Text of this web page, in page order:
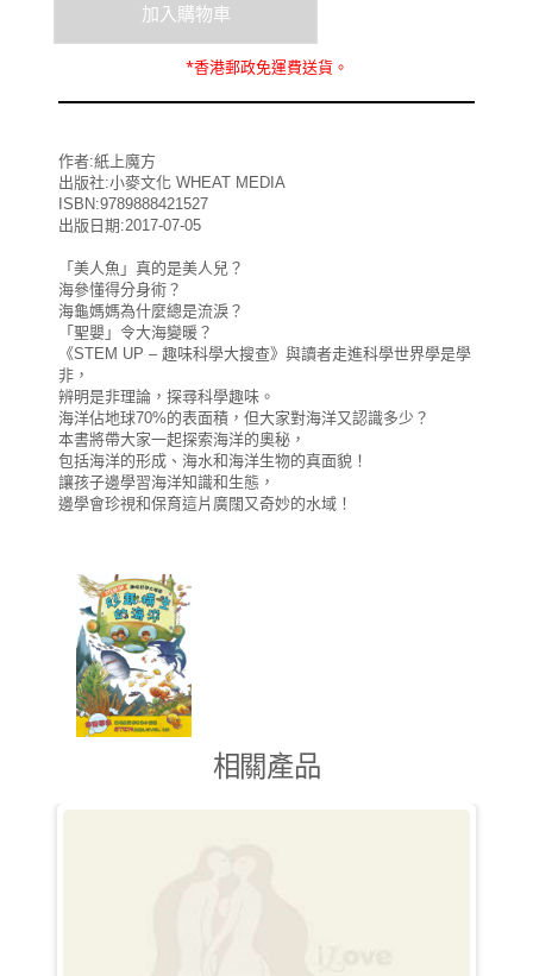
*香港郵政免運費送貨。
作者:紙上魔方
出版社:小麥文化 WHEAT MEDIA
ISBN:9789888421527
出版日期:2017-07-05
「美人魚」真的是美人兒？
海參懂得分身術？
海龜媽媽為什麼總是流淚？
「聖嬰」令大海變暖？
《STEM UP – 趣味科學大搜查》與讀者走進科學世界學是學
非，
辨明是非理論，探尋科學趣味。
海洋佔地球70%的表面積，但大家對海洋又認識多少？
本書將帶大家一起探索海洋的奧秘，
包括海洋的形成、海水和海洋生物的真面貌！
讓孩子邊學習海洋知識和生態，
邊學會珍視和保育這片廣闊又奇妙的水域！
相關產品